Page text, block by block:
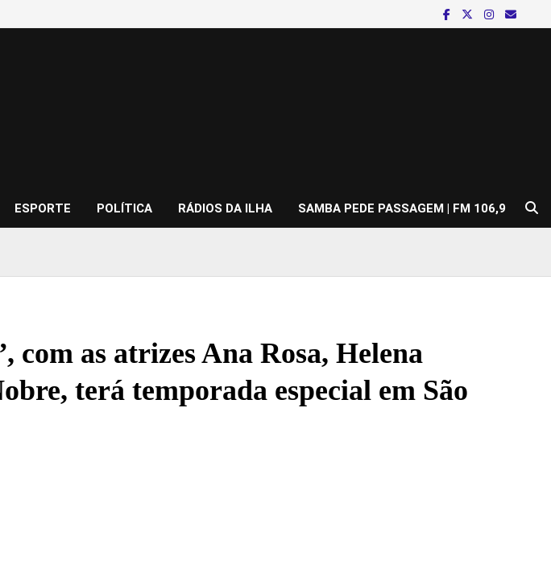
ESPORTE POLÍTICA RÁDIOS DA ILHA SAMBA PEDE PASSAGEM | FM 106,9
com as atrizes Ana Rosa, Helena
terá temporada especial em São